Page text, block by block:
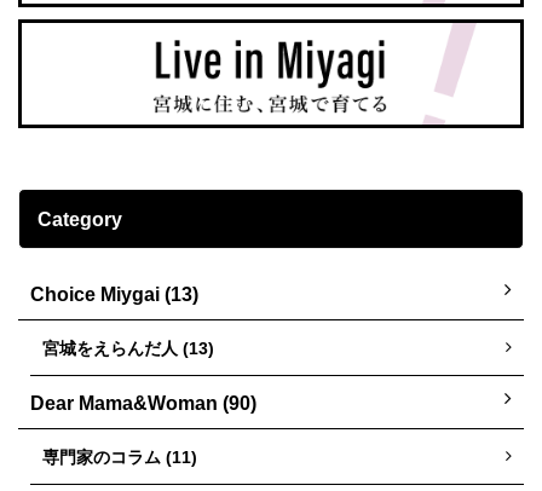
Category
Choice Miygai (13)
宮城をえらんだ人 (13)
Dear Mama&Woman (90)
専門家のコラム (11)